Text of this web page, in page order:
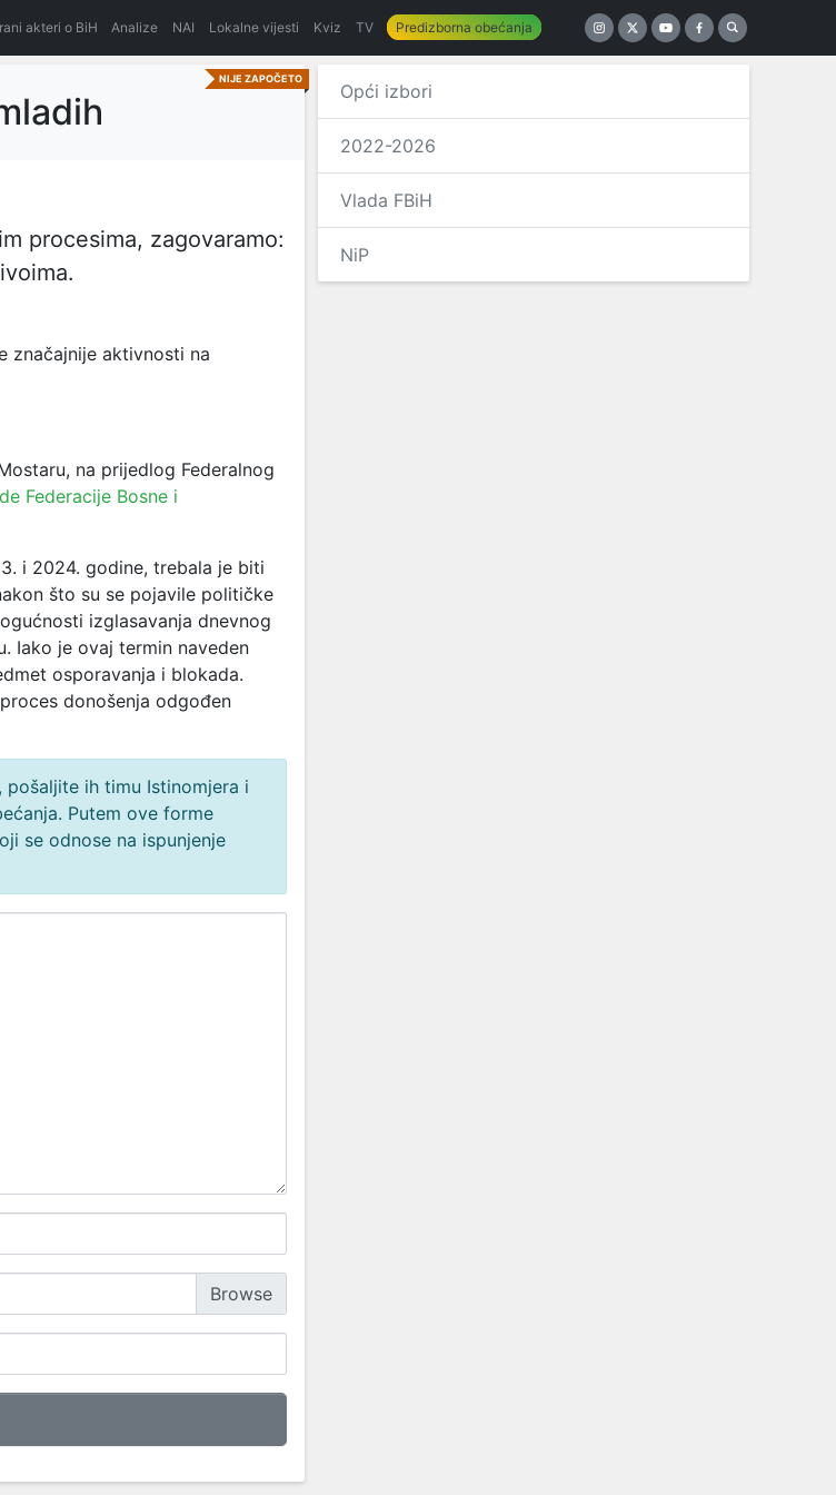
akteri o BiH Analize NAI Lokalne vijesti Kviz TV Predizborna obećanja
NIJE ZAPOČETO
procesima, zagovaramo:
značajnije aktivnosti na
na prijedlog Federalnog
Federacije Bosne i
i 2024. godine, trebala je biti
što su se pojavile političke
izglasavanja dnevnog
Iako je ovaj termin naveden
osporavanja i blokada.
donošenja odgođen
ih timu Istinomjera i
Putem ove forme
se odnose na ispunjenje
Opći izbori
2022-2026
Vlada FBiH
NiP